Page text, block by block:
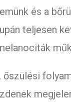
és a
teljesen
őszülési